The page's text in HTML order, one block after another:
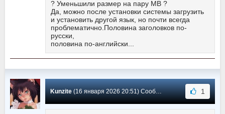
? Уменьшили размер на пару MB ?
Да, можно после установки системы загрузить
и установить другой язык, но почти всегда
проблематично.Половина заголовков по-
русски,
половина по-английски...
Kunzite(16 января 2026 20:51) Сообщение #36 1